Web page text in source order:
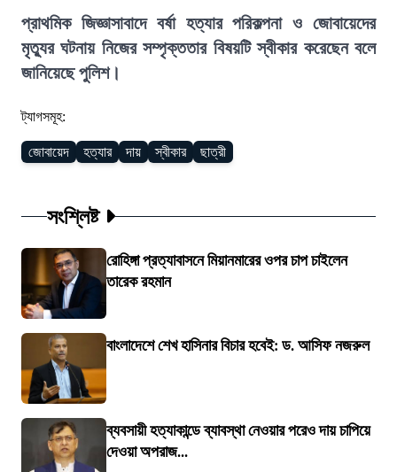
প্রাথমিক জিজ্ঞাসাবাদে বর্ষা হত্যার পরিকল্পনা ও জোবায়েদের
মৃত্যুর ঘটনায় নিজের সম্পৃক্ততার বিষয়টি স্বীকার করেছেন বলে
জানিয়েছে পুলিশ।
ট্যাগসমূহ:
জোবায়েদ হত্যার দায় স্বীকার ছাত্রী
সংশ্লিষ্ট
রোহিঙ্গা প্রত্যাবাসনে মিয়ানমারের ওপর চাপ চাইলেন
তারেক রহমান
বাংলাদেশে শেখ হাসিনার বিচার হবেই: ড. আসিফ নজরুল
ব্যবসায়ী হত্যাকান্ডে ব্যাবস্থা নেওয়ার পরেও দায় চাপিয়ে
দেওয়া অপরাজ...